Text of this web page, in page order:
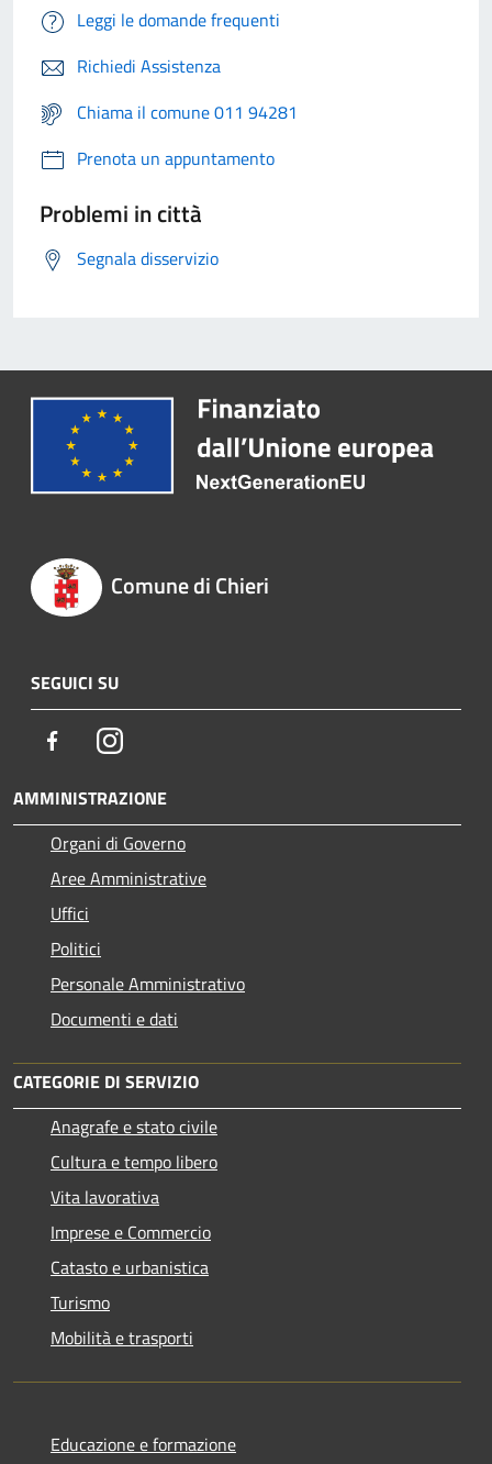
Leggi le domande frequenti
Richiedi Assistenza
Chiama il comune 011 94281
Prenota un appuntamento
Problemi in città
Segnala disservizio
Comune di Chieri
SEGUICI SU
FacebookInstagram
AMMINISTRAZIONE
Organi di Governo
Aree Amministrative
Uffici
Politici
Personale Amministrativo
Documenti e dati
CATEGORIE DI SERVIZIO
Anagrafe e stato civile
Cultura e tempo libero
Vita lavorativa
Imprese e Commercio
Catasto e urbanistica
Turismo
Mobilità e trasporti
Educazione e formazione